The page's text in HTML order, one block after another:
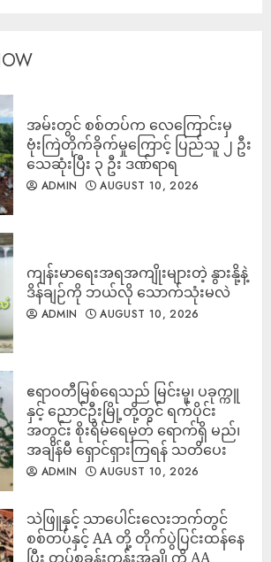
‎အမ်းတွင် စစ်တပ်က လေကြောင်းမှ
ဗုံးကြဲတိုက်ခိုက်မှုကြောင့် ပြည်သူ ၂ ဦး
သေဆုံးပြီး ၃ ဦး ဒဏ်ရာရ
ADMIN AUGUST 10, 2026
ကျန်းမာရေးအရအကျိုးများတဲ့ နွားနို့နဲ့
ဒိန်ချဉ်ကို ဘယ်လို သောက်သုံးမလဲ
ADMIN AUGUST 10, 2026
ဧရာဝတီမြစ်ရေသည် မြင်းမူ၊ ပခုက္ကူ
နှင့် ညောင်ဦးမြို့တို့တွင် ရက်ပိုင်း
အတွင်း စိုးရိမ်ရေမှတ် ရောက်ရှိ မည်၊
အချိန်မီ ရှောင်ရှားကြရန် သတိပေး
ADMIN AUGUST 10, 2026
သဲဖြူနှင့် သာပေါင်းလေးဘက်တွင်
စစ်တပ်နှင့် AA တို့ တိုက်ပွဲပြင်းထန်‌နေ
ပြီး တပ်စခန်းကုန်းအချို့ကို AA